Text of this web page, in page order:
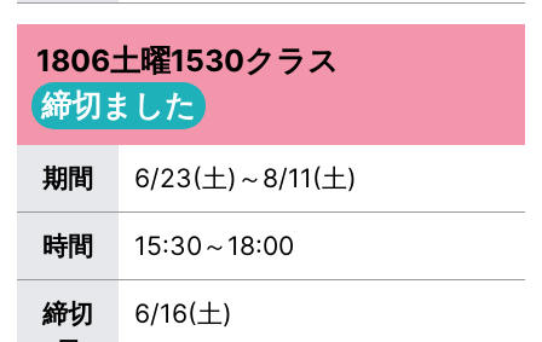
1806土曜1530クラス
締切ました
期間 6/23(土)～8/11(土)
時間 15:30～18:00
締切
6/16(土)